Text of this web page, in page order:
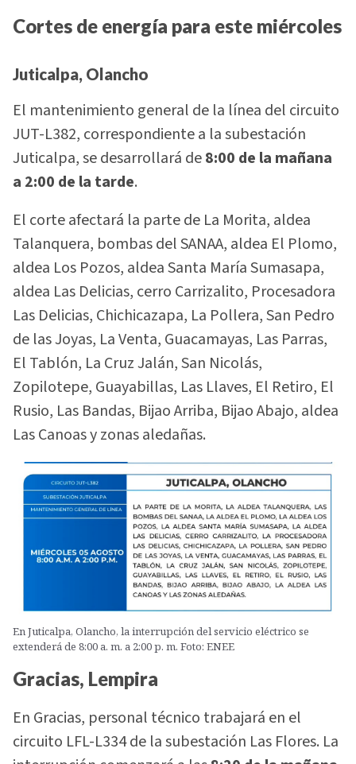
Cortes de energía para este miércoles
Juticalpa, Olancho
El mantenimiento general de la línea del circuito
JUT-L382, correspondiente a la subestación
Juticalpa, se desarrollará de8:00 de la mañana
a 2:00 de la tarde.
El corte afectará la parte de La Morita, aldea
Talanquera, bombas del SANAA, aldea El Plomo,
aldea Los Pozos, aldea Santa María Sumasapa,
aldea Las Delicias, cerro Carrizalito, Procesadora
Las Delicias, Chichicazapa, La Pollera, San Pedro
de las Joyas, La Venta, Guacamayas, Las Parras,
El Tablón, La Cruz Jalán, San Nicolás,
Zopilotepe, Guayabillas, Las Llaves, El Retiro, El
Rusio, Las Bandas, Bijao Arriba, Bijao Abajo, aldea
Las Canoas y zonas aledañas.
En Juticalpa, Olancho, la interrupción del servicio eléctrico se
extenderá de 8:00 a. m. a 2:00 p. m. Foto: ENEE
Gracias, Lempira
En Gracias, personal técnico trabajará en el
circuito LFL-L334 de la subestación Las Flores. La